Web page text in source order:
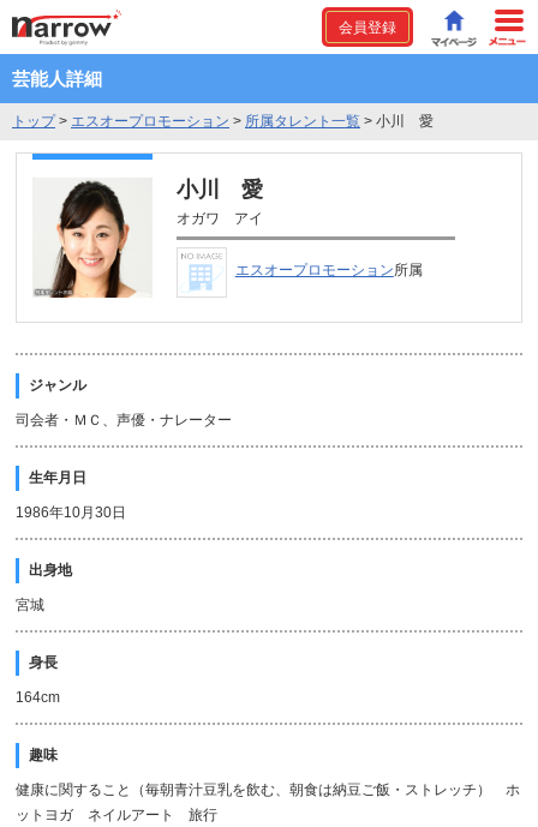
会員登録
芸能人詳細
トップ> エスオープロモーション > 所属タレント一覧 > 小川 愛
小川 愛
オガワ アイ
エスオープロモーション所属
ジャンル
司会者・ＭＣ、声優・ナレーター
生年月日
1986年10月30日
出身地
宮城
身長
164cm
趣味
健康に関すること（毎朝青汁豆乳を飲む、朝食は納豆ご飯・ストレッチ） ホ
ットヨガ ネイルアート 旅行